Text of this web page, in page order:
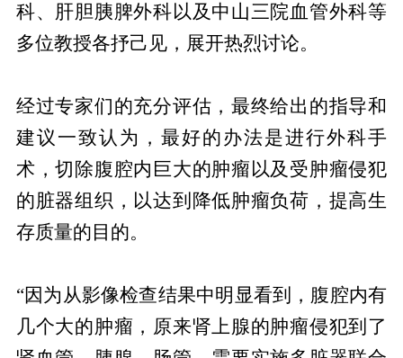
科、肝胆胰脾外科以及中山三院血管外科等
多位教授各抒己见，展开热烈讨论。
经过专家们的充分评估，最终给出的指导和
建议一致认为，最好的办法是进行外科手
术，切除腹腔内巨大的肿瘤以及受肿瘤侵犯
的脏器组织，以达到降低肿瘤负荷，提高生
存质量的目的。
“因为从影像检查结果中明显看到，腹腔内有
几个大的肿瘤，原来肾上腺的肿瘤侵犯到了